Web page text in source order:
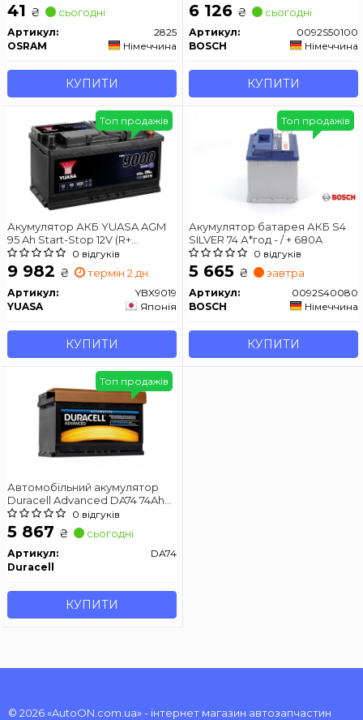
41 ₴ сьогодні
Артикул:
2825
OSRAM
Німеччина
КУПИТИ
6 126 ₴ сьогодні
Артикул:
0092S50100
BOSCH
Німеччина
КУПИТИ
Акумулятор АКБ YUASA AGM
95 Ah Start-Stop 12V (R+
standard) 353x175x190 B13
0 відгуків
9 982 ₴ термін 2 дн.
Артикул:
YBX9019
YUASA
Японія
КУПИТИ
Топ продажів
Акумулятор батарея АКБ S4
SILVER 74 А*год - / + 680A
0 відгуків
5 665 ₴ завтра
Артикул:
0092S40080
BOSCH
Німеччина
КУПИТИ
Топ продажів
Автомобільний акумулятор
Duracell Advanced DA74 74Ah
680A R+
0 відгуків
5 867 ₴ сьогодні
Артикул:
DA74
Duracell
КУПИТИ
Топ продажів
© 2026 «AutoON.com.ua» - інтернет магазин автозапчастин